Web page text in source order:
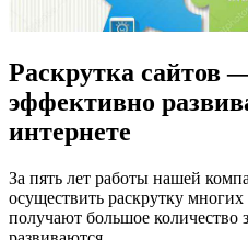
Раскрутка сайтов
эффективно
интернете
За пять лет работы нашей
осуществить раскрутку
получают большое количество